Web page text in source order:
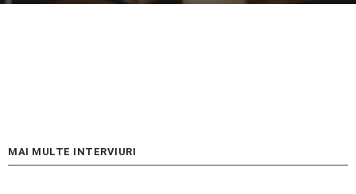
MAI MULTE INTERVIURI